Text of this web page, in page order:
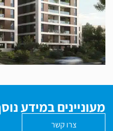
מעוניינים במידע
צרו קשר